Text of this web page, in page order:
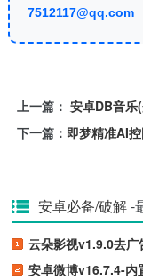
7512117@qq.com
上一篇： 安卓DB音乐
下一篇： 即梦精准AI
安卓必备/破解-
云朵影视v1.9.0去
安卓微博v16.7.4-内